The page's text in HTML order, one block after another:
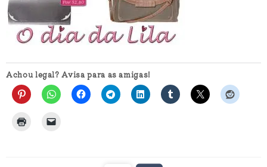
Achou legal? Avisa para as amigas!